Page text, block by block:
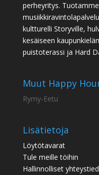
perheyritys.
kultturelli Storyville,
kesäiseen
puistoterassi ja Hard
Muut Happy
Rymy-Eetu
Lisätietoja
Löytötavarat
Tule meille töihin
Hallinnolliset